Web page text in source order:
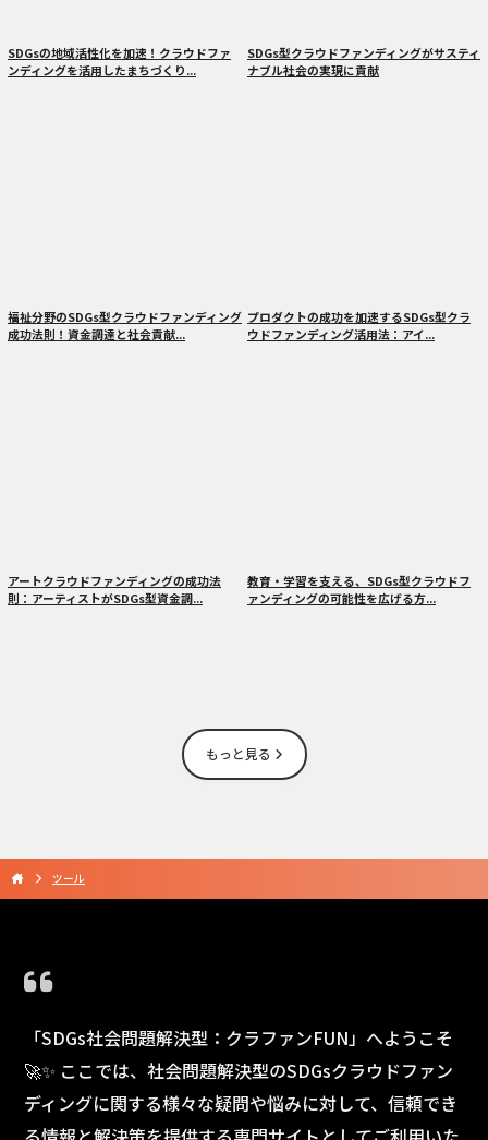
SDGsの地域活性化を加速！クラウドファ
ンディングを活用したまちづくり...
SDGs型クラウドファンディングがサスティ
ナブル社会の実現に貢献
福祉分野のSDGs型クラウドファンディング
成功法則！資金調達と社会貢献...
プロダクトの成功を加速するSDGs型クラ
ウドファンディング活用法：アイ...
アートクラウドファンディングの成功法
則：アーティストがSDGs型資金調...
教育・学習を支える、SDGs型クラウドフ
ァンディングの可能性を広げる方...
もっと見る
ツール
「SDGs社会問題解決型：クラファンFUN」へようこそ
🚀✨ ここでは、社会問題解決型のSDGsクラウドファン
ディングに関する様々な疑問や悩みに対して、信頼でき